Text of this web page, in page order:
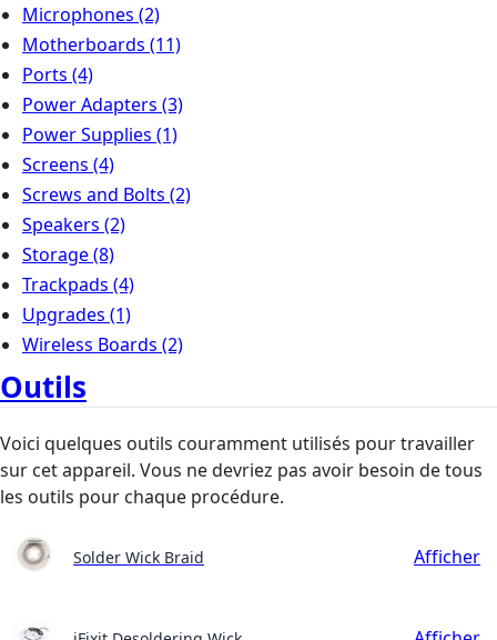
Microphones (2)
Motherboards (11)
Ports (4)
Power Adapters (3)
Power Supplies (1)
Screens (4)
Screws and Bolts (2)
Speakers (2)
Storage(8)
Trackpads (4)
Upgrades (1)
Wireless Boards (2)
Outils
Voici quelques outils couramment utilisés pour travailler
sur cet appareil. Vous ne devriez pas avoir besoin de tous
les outils pour chaque procédure.
Solder Wick Braid Afficher